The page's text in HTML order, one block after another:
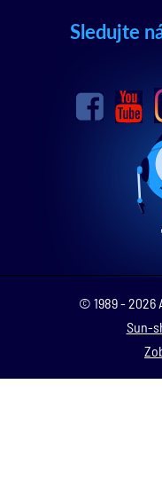
Sledujte
© 1989 - 2026
Sun-